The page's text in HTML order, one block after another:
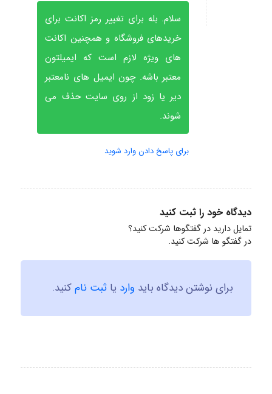
سلام. بله برای تغییر رمز اکانت برای
خریدهای فروشگاه و همچنین اکانت
های ویژه لازم است که ایمیلتون
معتبر باشه. چون ایمیل های نامعتبر
دیر یا زود از روی سایت حذف می
شوند.
برای پاسخ دادن وارد شوید
دیدگاه خود را ثبت کنید
تمایل دارید در گفتگوها شرکت کنید؟
در گفتگو ها شرکت کنید.
برای نوشتن دیدگاه باید وارد یا ثبت نامکنید.